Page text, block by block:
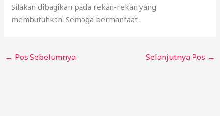
Silakan dibagikan pada rekan-rekan yang
membutuhkan. Semoga bermanfaat.
← Pos Sebelumnya Selanjutnya Pos →